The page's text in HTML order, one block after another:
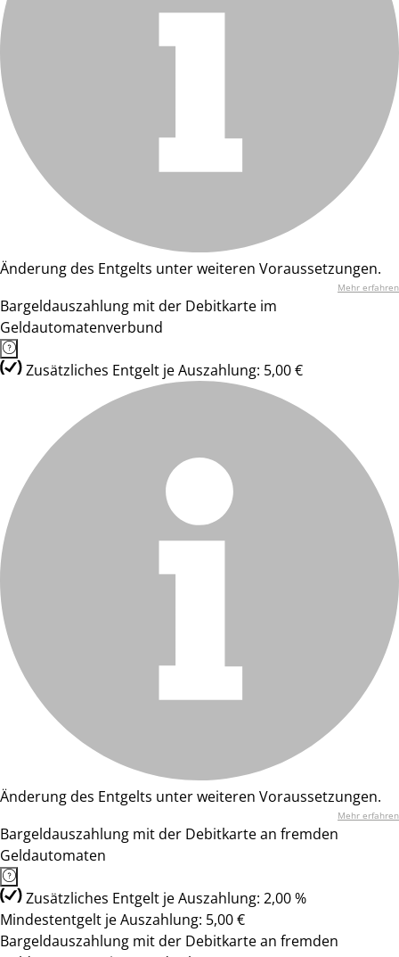
Änderung des Entgelts unter weiteren Voraussetzungen.
Mehr erfahren
Bargeldauszahlung mit der Debitkarte im
Geldautomatenverbund
Zusätzliches Entgelt je Auszahlung: 5,00 €
Änderung des Entgelts unter weiteren Voraussetzungen.
Mehr erfahren
Bargeldauszahlung mit der Debitkarte an fremden
Geldautomaten
Zusätzliches Entgelt je Auszahlung: 2,00 %
Mindestentgelt je Auszahlung: 5,00 €
Bargeldauszahlung mit der Debitkarte an fremden